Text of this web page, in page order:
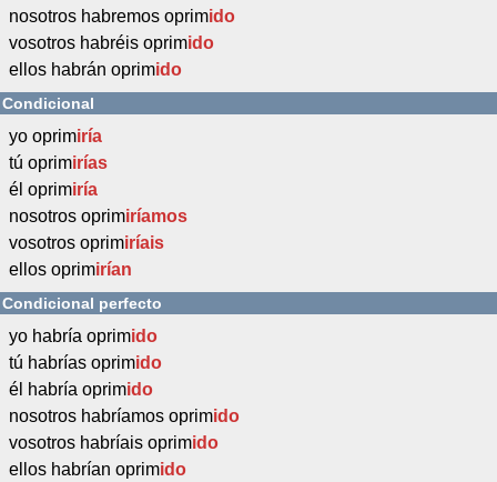
nosotros habremos oprimido
vosotros habréis oprimido
ellos habrán oprimido
Condicional
yo oprimiría
tú oprimirías
él oprimiría
nosotros oprimiríamos
vosotros oprimiríais
ellos oprimirían
Condicional perfecto
yo habría oprimido
tú habrías oprimido
él habría oprimido
nosotros habríamos oprimido
vosotros habríais oprimido
ellos habrían oprimido